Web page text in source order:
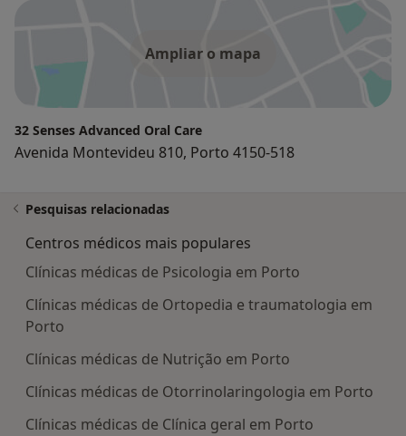
Ampliar o mapa
32 Senses Advanced Oral Care
Avenida Montevideu 810, Porto 4150-518
Pesquisas relacionadas
Centros médicos mais populares
Clínicas médicas de Psicologia em Porto
Clínicas médicas de Ortopedia e traumatologia em
Porto
Clínicas médicas de Nutrição em Porto
Clínicas médicas de Otorrinolaringologia em Porto
Clínicas médicas de Clínica geral em Porto